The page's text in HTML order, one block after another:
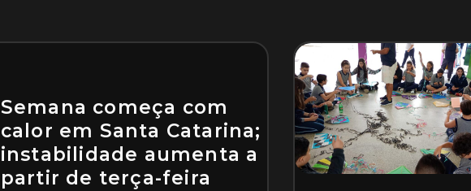
Semana começa com
calor em Santa Catarina;
instabilidade aumenta a
partir de terça-feira